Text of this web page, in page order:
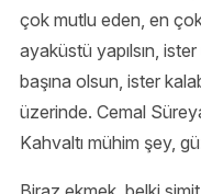
çok mutlu eden, en
ayaküstü yapılsın,
başına olsun, ister
üzerinde. Cemal
Kahvaltı mühim şey,